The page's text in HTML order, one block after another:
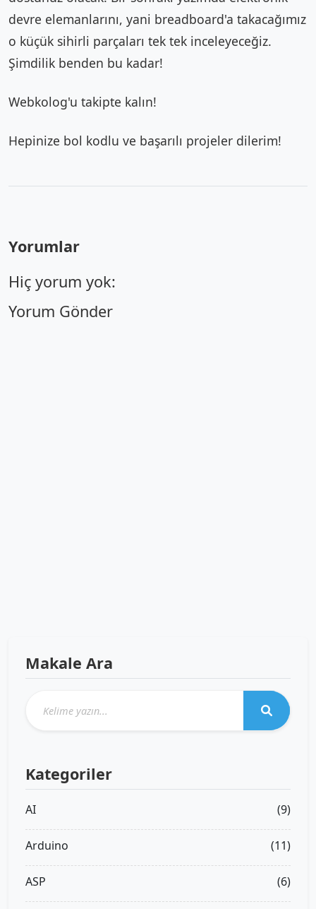
devre elemanlarını, yani breadboard'a takacağımız
o küçük sihirli parçaları tek tek inceleyeceğiz.
Şimdilik benden bu kadar!
Webkolog'u takipte kalın!
Hepinize bol kodlu ve başarılı projeler dilerim!
Yorumlar
Hiç yorum yok:
Yorum Gönder
Makale Ara
Kategoriler
AI (9)
Arduino (11)
ASP (6)